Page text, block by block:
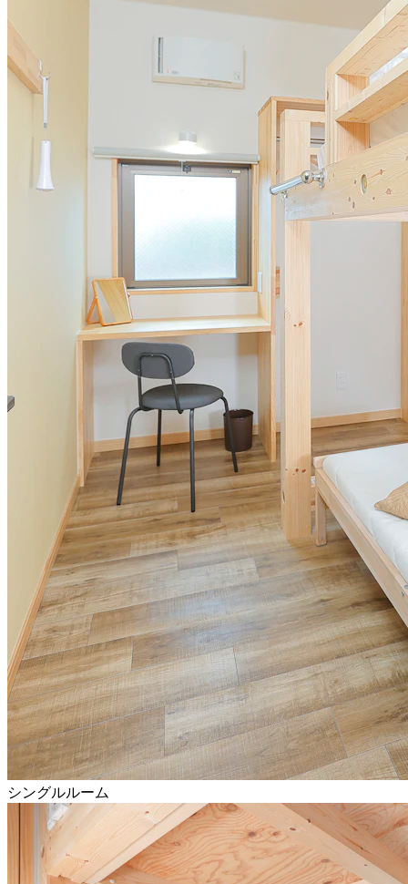
シングルルーム